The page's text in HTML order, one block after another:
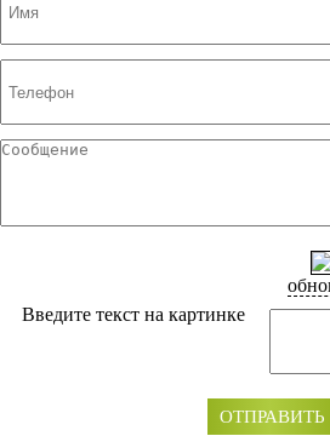
Введите текст на картинке